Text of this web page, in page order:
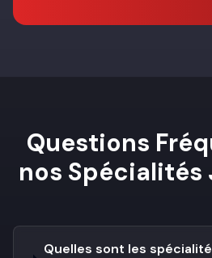
Questions
nos Spécialités
Quelles sont les